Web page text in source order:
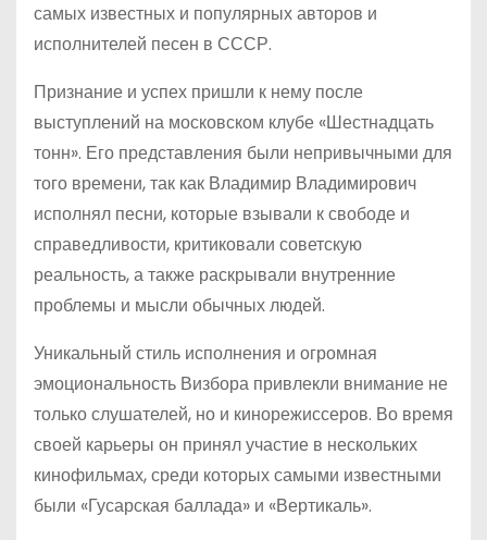
самых известных и популярных авторов и
исполнителей песен в СССР.
Признание и успех пришли к нему после
выступлений на московском клубе «Шестнадцать
тонн». Его представления были непривычными для
того времени, так как Владимир Владимирович
исполнял песни, которые взывали к свободе и
справедливости, критиковали советскую
реальность, а также раскрывали внутренние
проблемы и мысли обычных людей.
Уникальный стиль исполнения и огромная
эмоциональность Визбора привлекли внимание не
только слушателей, но и кинорежиссеров. Во время
своей карьеры он принял участие в нескольких
кинофильмах, среди которых самыми известными
были «Гусарская баллада» и «Вертикаль».